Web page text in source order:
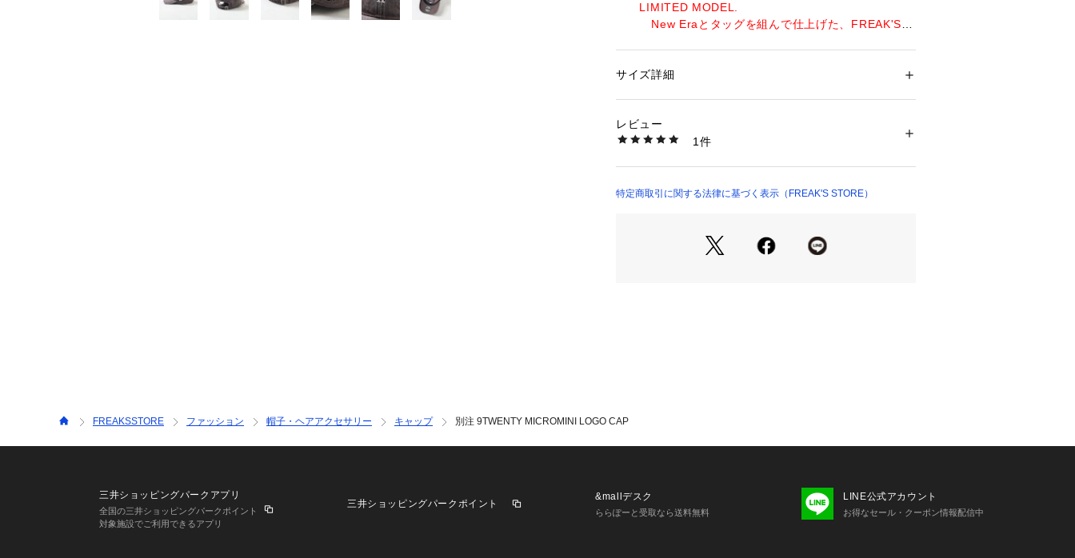
LIMITED MODEL.
New Eraとタッグを組んで仕上げた、FREAK'S S
2026 Spring & Summer item
ひとつは持っておきたい定番キャップ
●ウォッシュ加工を施し使い込んだような風合いを表現
●リアには、共生地(コットン)のアジャスターベルトを採
で、予めご了承ください。
性別：レディース
生産国：中国
商品番号：3560000048718
サイズ詳細
レビュー
1件
特定商取引に関する法律に基づく表示（FREAK'S STORE）
FREAKSSTORE ファッション 帽子・ヘアアクセサリー キャップ 別注 9TWENTY MICROMINI LOGO CAP
三井ショッピングパークアプリ
全国の三井ショッピングパークポイント
対象施設でご利用できるアプリ
三井ショッピングパークポイント
&mallデスク
ららぽーと受取なら送料無料
LINE公式アカウント
お得なセール・クーポン情報配信中